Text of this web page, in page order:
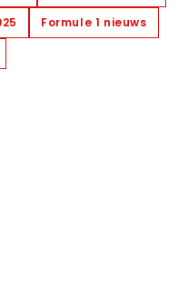
Formule 1 nieuws